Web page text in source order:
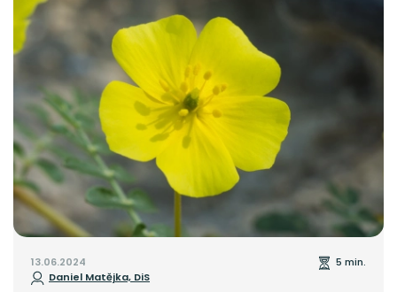
13.06.2024
Daniel Matějka, DiS
5 min.